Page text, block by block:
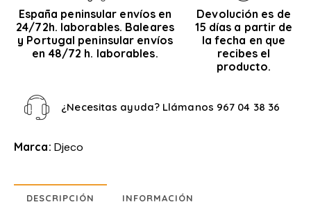
España peninsular envíos en
24/72h. laborables. Baleares
y Portugal peninsular envíos
en 48/72 h. laborables.
Devolución es de
15 días a partir de
la fecha en que
recibes el
producto.
¿Necesitas ayuda? Llámanos 967 04 38 36
Marca: Djeco
DESCRIPCIÓN INFORMACIÓN